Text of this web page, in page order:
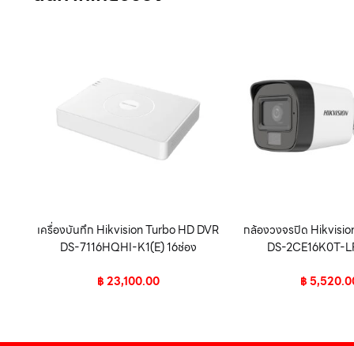
เครื่องบันทึก Hikvision Turbo HD DVR
DS-7116HQHI-K1(E) 16ช่อง
฿23,100.00
กล้องวงจรปิด
DS-2CE16K0T-
฿